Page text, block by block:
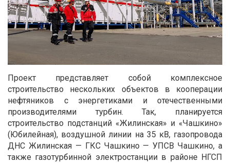
Проект представляет собой комплексное
строительство нескольких объектов в кооперации
нефтяников с энергетиками и отечественными
производителями турбин. Так, планируется
строительство подстанций «Жилинская» и «Чашкино»
(Юбилейная), воздушной линии на 35 кВ, газопровода
ДНС Жилинская — ГКС Чашкино — УПСВ Чашкино, а
также газотурбинной электростанции в районе НГСП